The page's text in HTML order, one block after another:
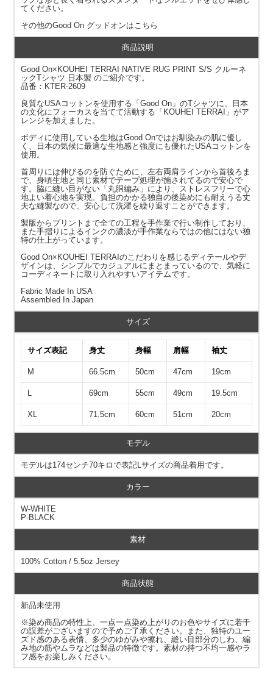
てください。
その他のGood On グッドオンはこちら
商品説明
Good On×KOUHEI TERRAI NATIVE RUG PRINT S/S クルーネ
ックTシャツ 日本製 のご紹介です。
品番：KTER-2609
良質なUSAコットンを使用する「Good On」のTシャツに、日本
の文化にフォーカスを当てて活動する「KOUHEI TERRAI」がア
レンジを加えました。
ボディに使用している生地はGood Onではお馴染みの肌に優し
く、日本の気候に最適な生地感と強度にも優れたUSAコットンを
使用。
首周りには伸びるのを防ぐために、左右両肩ラインから首後ろま
で、身頃生地と同じ素材でテープ処理が施されてるので安心で
す。脇に縫い目がない「丸胴編み」により、ストレスフリーで心
地よい着心地を実現。負担のかかる独自の後染めにも耐えうる丈
夫な縫製なので、安心して洗濯を繰り返すことができます。
製版からプリントまで全ての工程を手作業で行い制作しており、
また手摺りによるインクの濃淡が手作業ならではの他にはない独
特の仕上がっています。
Good On×KOUHEI TERRAIのこだわりを感じるディテールやデ
ザインは、シンプルでカジュアルにまとまっているので、気軽に
コーディネートに取り入れやすいアイテムです。
Fabric Made In USA
Assembled In Japan
サイズ
サイズ表記 身丈 身幅 肩幅 袖丈
M 66.5cm 50cm 47cm 19cm
69cm 55cm 49cm 19.5cm
XL 71.5cm 60cm 51cm 20cm
モデル
モデルは174センチ70キロで表記Lサイズの商品着用です。
カラー
W-WHITE
P-BLACK
素材
100% Cotton / 5.5oz Jersey
商品状態
新品未使用
※染め商品の特性上、一点一点染め上がりのお色やサイズに若干
の誤差がございますので予めご了承ください。また、独特のユー
ズド感のある表情、多少のゆがみや擦れ、縫い目部分のしわ、編
み地の筋やムラなどは製品の特徴です。素材の持つ不均一感やラ
フ感をお楽しみください。